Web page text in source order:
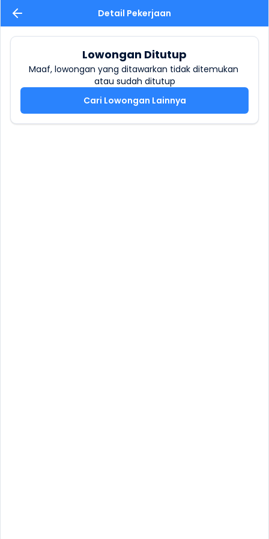
Detail Pekerjaan
Lowongan Ditutup
Maaf, lowongan yang ditawarkan tidak ditemukan
atau sudah ditutup
Cari Lowongan Lainnya